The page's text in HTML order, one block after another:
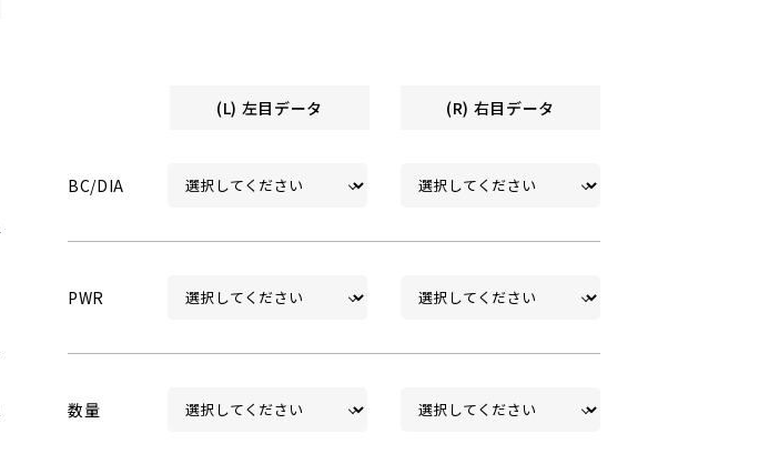
(L) 左目データ (R) 右目データ
BC/DIA
PWR
数量